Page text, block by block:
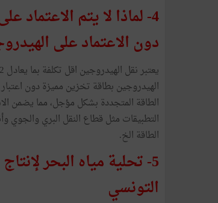
4- لماذا لا يتم
دون الاعتماد على
الهيدروجين بطاقة تخزين مميزة دون
الطاقة المتجددة بشكل مؤجل، مما يضمن
التطبيقات مثل قطاع النقل البري والجوي
الطاقة الخ.
5- تحلية مياه البحر
التونسي